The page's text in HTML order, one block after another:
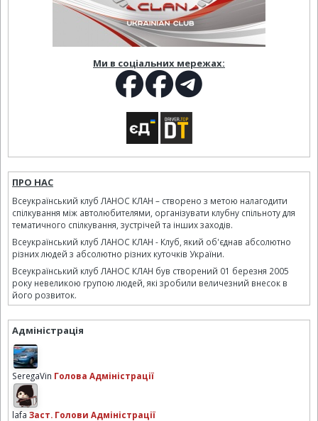
Ми в соціальних мережах:
ПРО НАС
Всеукраїнський клуб ЛАНОС КЛАН – створено з метою налагодити
спілкування між автолюбителями, організувати клубну спільноту для
тематичного спілкування, зустрічей та інших заходів.
Всеукраїнський клуб ЛАНОС КЛАН - Клуб, який об'єднав абсолютно
різних людей з абсолютно різних куточків України.
Всеукраїнський клуб ЛАНОС КЛАН був створений 01 березня 2005
року невеликою групою людей, які зробили величезний внесок в
його розвиток.
Адміністрація
SeregaVin Голова Адміністрації
lafa Заст. Голови Адміністрації